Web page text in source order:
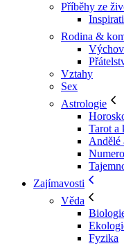
Příběhy ze
Rodina &
Vztahy
Sex
Astrologie
Tarot a
Andělé
Zajímavosti
Věda
Fyzika